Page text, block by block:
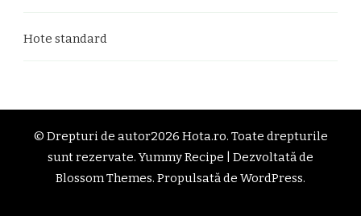
Hote standard
© Drepturi de autor2026 Hota.ro. Toate drepturile
sunt rezervate.Yummy Recipe | Dezvoltată de
Blossom Themes. Propulsată de WordPress.